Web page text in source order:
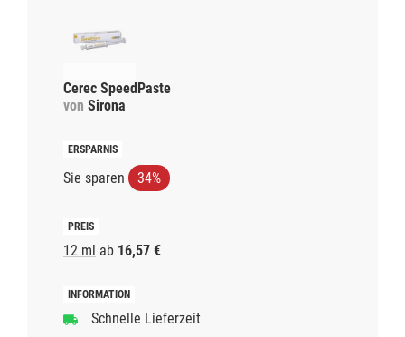
Cerec SpeedPaste
von Sirona
Sie sparen 34%
12 ml ab 16,57 €
Schnelle Lieferzeit